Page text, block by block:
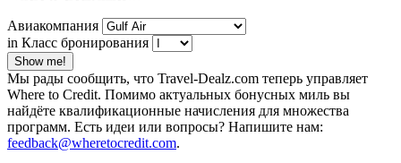
Авиакомпания
in Класс бронирования
Show me!
Мы рады сообщить, что Travel-Dealz.com теперь управляет
Where to Credit. Помимо актуальных бонусных миль вы
найдёте квалификационные начисления для множества
программ. Есть идеи или вопросы? Напишите нам:
feedback@wheretocredit.com.